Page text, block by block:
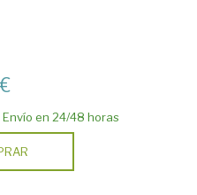
en 24/48 horas